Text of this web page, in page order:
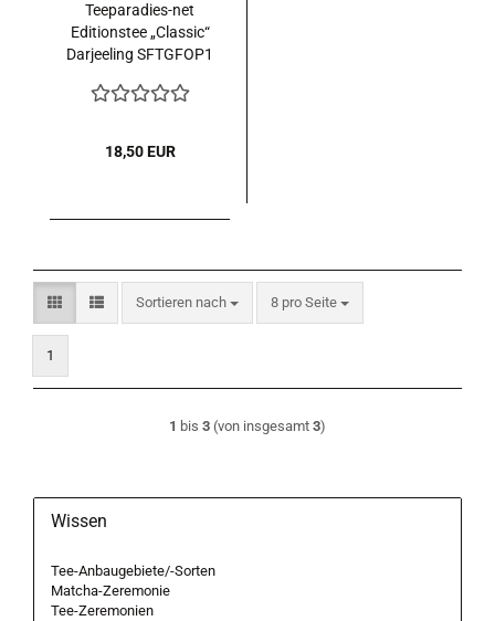
Teeparadies-net
Editionstee „Classic“
Darjeeling SFTGFOP1
Bio 100 g. in Dose
18,50 EUR
Sortieren nach
Sortieren nach 8 pro Seite
pro Seite
1
1 bis 3 (von insgesamt 3)
Wissen
Tee-Anbaugebiete/-Sorten
Matcha-Zeremonie
Tee-Zeremonien